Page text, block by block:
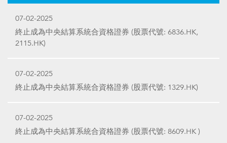
07-02-2025
終止成為中央結算系統合資格證券 (股票代號: 6836.HK,
2115.HK)
07-02-2025
終止成為中央結算系統合資格證券 (股票代號: 1329.HK)
07-02-2025
終止成為中央結算系統合資格證券 (股票代號: 8609.HK )